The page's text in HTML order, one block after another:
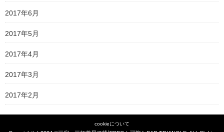
2017年6月
2017年5月
2017年4月
2017年3月
2017年2月
cookieについて